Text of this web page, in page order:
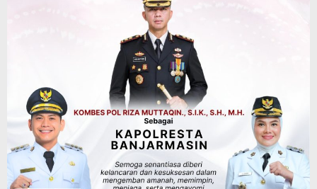
Angkutan Bertonase 6 Ton Lebih Tak
Diperbolehkan Melintas
Headline
Panaskan Kembali Arena Panjat Tebing,
FPTI Banjarmasin Siapkan Sirkuit se-
Kalsel
Agustus 8, 2026